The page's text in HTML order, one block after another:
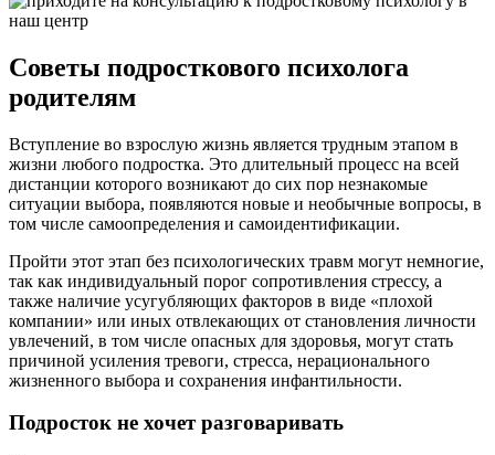
Советы подросткового психолога
родителям
Вступление во взрослую жизнь является трудным этапом в
жизни любого подростка. Это длительный процесс на всей
дистанции которого возникают до сих пор незнакомые
ситуации выбора, появляются новые и необычные вопросы, в
том числе самоопределения и самоидентификации.
Пройти этот этап без психологических травм могут немногие,
так как индивидуальный порог сопротивления стрессу, а
также наличие усугубляющих факторов в виде «плохой
компании» или иных отвлекающих от становления личности
увлечений, в том числе опасных для здоровья, могут стать
причиной усиления тревоги, стресса, нерационального
жизненного выбора и сохранения инфантильности.
Подросток не хочет разговаривать